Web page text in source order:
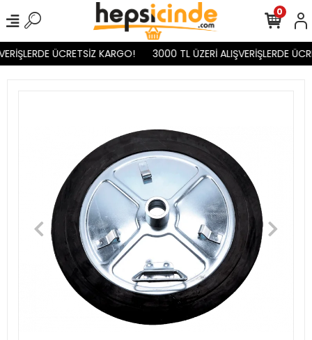
ÜCRETSİZ KARGO! 3000 TL ÜZERİ ALIŞVERİŞLERDE
0